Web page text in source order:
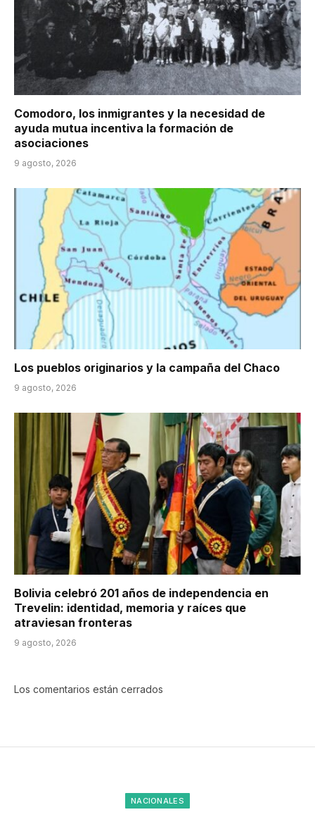
Comodoro, los inmigrantes y la necesidad de
ayuda mutua incentiva la formación de
asociaciones
9 agosto, 2026
Los pueblos originarios y la campaña del Chaco
9 agosto, 2026
Bolivia celebró 201 años de independencia en
Trevelin: identidad, memoria y raíces que
atraviesan fronteras
9 agosto, 2026
Los comentarios están cerrados
NACIONALES